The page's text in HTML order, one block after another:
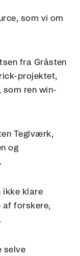
som vi om
fra Gråsten
projektet,
som ren win-
Teglværk,
og
ikke klare
af forskere,
selve